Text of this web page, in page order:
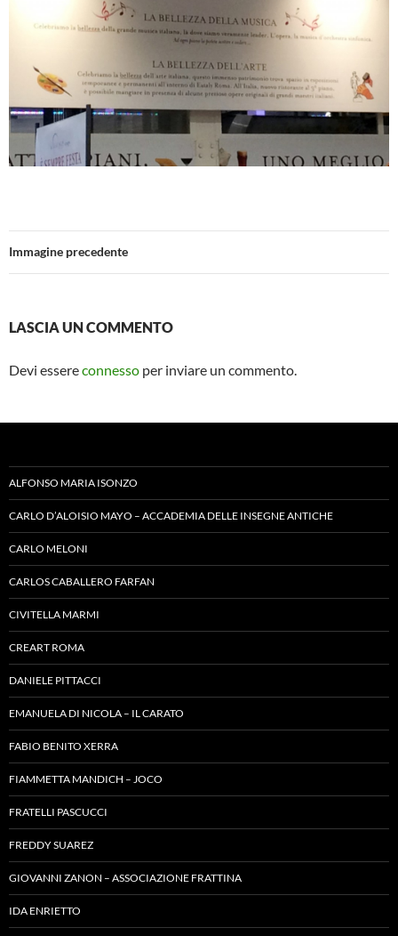
Immagine precedente
LASCIA UN COMMENTO
Devi essereconnesso per inviare un commento.
ALFONSO MARIA ISONZO
CARLO D’ALOISIO MAYO – ACCADEMIA DELLE INSEGNE ANTICHE
CARLO MELONI
CARLOS CABALLERO FARFAN
CIVITELLA MARMI
CREART ROMA
DANIELE PITTACCI
EMANUELA DI NICOLA – IL CARATO
FABIO BENITO XERRA
FIAMMETTA MANDICH – JOCO
FRATELLI PASCUCCI
FREDDY SUAREZ
GIOVANNI ZANON – ASSOCIAZIONE FRATTINA
IDA ENRIETTO